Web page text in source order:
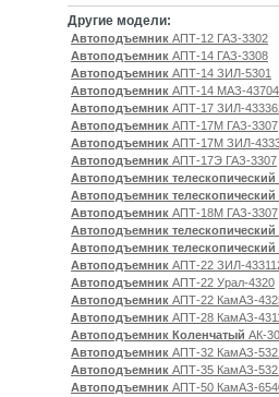
Другие модели:
Автоподъемник АПТ-12 ГАЗ-3302
Автоподъемник АПТ-14 ГАЗ-3308
Автоподъемник АПТ-14 ЗИЛ-5301
Автоподъемник АПТ-14 МАЗ-
Автоподъемник АПТ-17 ЗИЛ-
Автоподъемник АПТ-17М ГАЗ-3307
Автоподъемник АПТ-17М ЗИЛ-
Автоподъемник АПТ-17Э ГАЗ-3307
Автоподъемник
Автоподъемник
Автоподъемник АПТ-18М ГАЗ-3307
Автоподъемник
Автоподъемник
Автоподъемник АПТ-22 ЗИЛ-
Автоподъемник АПТ-22 Урал-4320
Автоподъемник АПТ-22 КамАЗ-
Автоподъемник АПТ-28 КамАЗ-
Автоподъемник Коленчатый АК-
Автоподъемник АПТ-32 КамАЗ-
Автоподъемник АПТ-35 КамАЗ-
Автоподъемник АПТ-50 КамАЗ-